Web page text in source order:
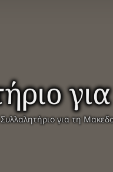
για τη